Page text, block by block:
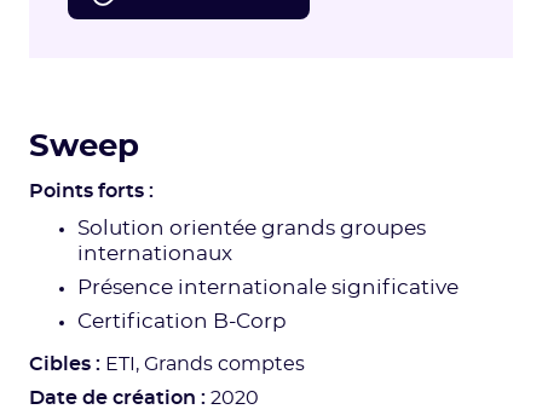
Sweep
Points forts :
Solution orientée grands groupes
internationaux
Présence internationale significative
Certification B-Corp
Cibles : ETI, Grands comptes
Date de création : 2020